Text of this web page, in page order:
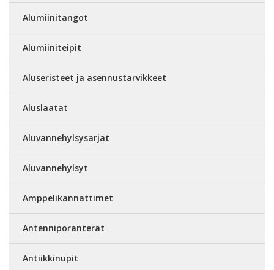
Alumiinitangot
Alumiiniteipit
Aluseristeet ja asennustarvikkeet
Aluslaatat
Aluvannehylsysarjat
Aluvannehylsyt
Amppelikannattimet
Antenniporanterät
Antiikkinupit